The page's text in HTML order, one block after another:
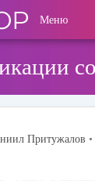
Меню
Притужалов